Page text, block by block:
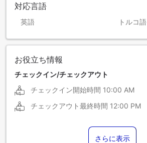
対応言語
英語 トルコ語
お役立ち情報
チェックイン/チェックアウト
チェックイン開始時間 10:00 AM
チェックアウト最終時間 12:00 PM
さらに表示